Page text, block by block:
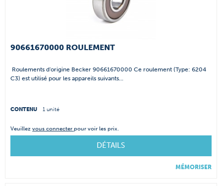
90661670000 ROULEMENT
Roulements d'origine Becker 90661670000 Ce roulement (Type: 6204
C3) est utilisé pour les appareils suivants...
CONTENU 1 unité
Veuillezvous connecterpour voir les prix.
DÉTAILS
MÉMORISER